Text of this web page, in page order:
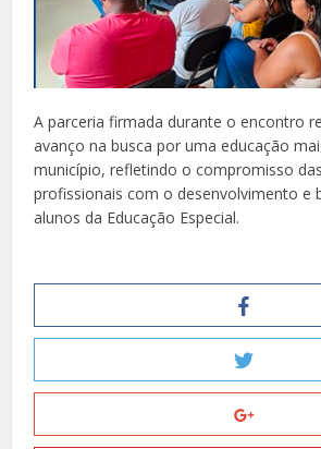
A parceria firmada durante o encontro
avanço na busca por uma educação
município, refletindo o compromisso
profissionais com o desenvolvimento e
alunos da Educação Especial.